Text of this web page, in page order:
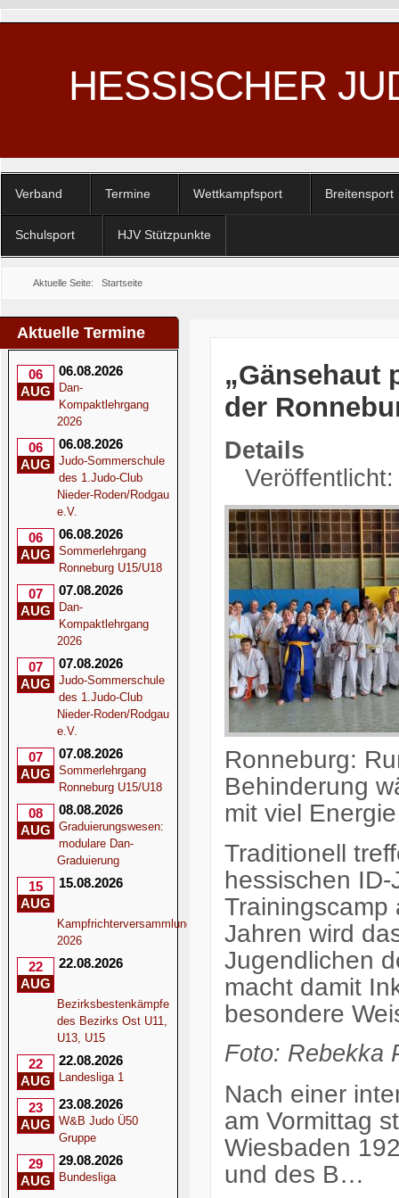
HESSISCHER
Verband Termine Wettkampfsport Breitensport
Schulsport HJV Stützpunkte
Aktuelle Seite: Startseite
Aktuelle Termine
06
AUG
06.08.2026
Dan-
Kompaktlehrgang
2026
06
AUG
06.08.2026
Judo-Sommerschule
des 1.Judo-Club
Nieder-Roden/Rodgau
e.V.
06
AUG
06.08.2026
Sommerlehrgang
Ronneburg U15/U18
07
AUG
07.08.2026
Dan-
Kompaktlehrgang
2026
07
AUG
07.08.2026
Judo-Sommerschule
des 1.Judo-Club
Nieder-Roden/Rodgau
e.V.
07
AUG
07.08.2026
Sommerlehrgang
Ronneburg U15/U18
08
AUG
08.08.2026
Graduierungswesen:
modulare Dan-
Graduierung
15
AUG
15.08.2026
Kampfrichterversammlung
2026
22
AUG
22.08.2026
Bezirksbestenkämpfe
des Bezirks Ost U11,
U13, U15
22
AUG
22.08.2026
Landesliga 1
23
AUG
23.08.2026
W&B Judo Ü50
Gruppe
29
AUG
29.08.2026
Bundesliga
„Gänsehaut
der
Details
Ronneburg:
Behinderung
mit viel
Traditionell
hessischen
Jahren wird
Jugendlichen
macht damit
besondere
Foto: Rebekka
Nach einer
am Vormittag
Wiesbaden
und des B…